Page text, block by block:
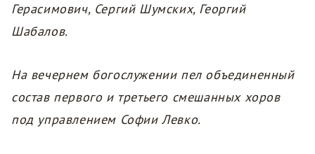
Герасимович, Сергий Шумских, Георгий
Шабалов.
На вечернем богослужении пел объединенный
состав первого и третьего смешанных хоров
под управлением Софии Левко.